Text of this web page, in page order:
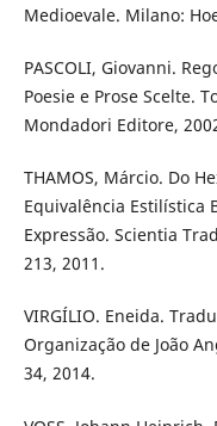
Medioevale. Milano:
PASCOLI, Giovanni.
Poesie e Prose Scelte.
Mondadori Editore,
THAMOS, Márcio. Do
Equivalência Estilística
Expressão. Scientia
213, 2011.
VIRGÍLIO. Eneida.
Organização de João
34, 2014.